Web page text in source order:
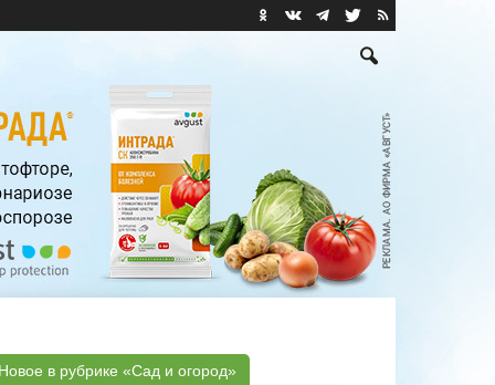
в рубрике «Сад и огород»